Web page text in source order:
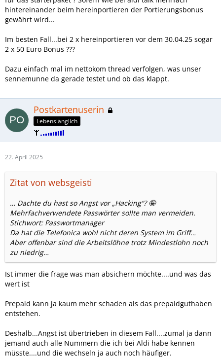
hintereinander beim hereinportieren der Portierungsbonus
gewährt wird...
Im besten Fall...bei 2 x hereinportieren vor dem 30.04.25 sogar
2 x 50 Euro Bonus ???
Dazu einfach mal im nettokom thread verfolgen, was unser
sennemunne da gerade testet und ob das klappt.
Postkartenuserin
Lebenslänglich
22. April 2025
Zitat von websgeisti
… Dachte du hast so Angst vor „Hacking“? 🤪
Mehrfachverwendete Passwörter sollte man vermeiden.
Stichwort: Passwortmanager
Da hat die Telefonica wohl nicht deren System im Griff…
Aber offenbar sind die Arbeitslöhne trotz Mindestlohn noch
zu niedrig…
Ist immer die frage was man absichern möchte....und was das
wert ist
Prepaid kann ja kaum mehr schaden als das prepaidguthaben
entstehen.
Deshalb...Angst ist übertrieben in diesem Fall....zumal ja dann
jemand auch alle Nummern die ich bei Aldi habe kennen
müsste....und die wechseln ja auch noch häufiger.